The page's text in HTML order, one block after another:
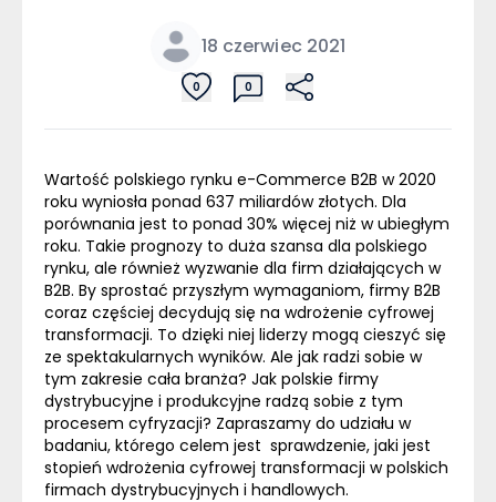
18 czerwiec 2021
0 0
Wartość polskiego rynku e-Commerce B2B w 2020
roku wyniosła ponad 637 miliardów złotych. Dla
porównania jest to ponad 30% więcej niż w ubiegłym
roku. Takie prognozy to duża szansa dla polskiego
rynku, ale również wyzwanie dla firm działających w
B2B. By sprostać przyszłym wymaganiom, firmy B2B
coraz częściej decydują się na wdrożenie cyfrowej
transformacji. To dzięki niej liderzy mogą cieszyć się
ze spektakularnych wyników. Ale jak radzi sobie w
tym zakresie cała branża? Jak polskie firmy
dystrybucyjne i produkcyjne radzą sobie z tym
procesem cyfryzacji? Zapraszamy do udziału w
badaniu, którego celem jest sprawdzenie, jaki jest
stopień wdrożenia cyfrowej transformacji w polskich
firmach dystrybucyjnych i handlowych.